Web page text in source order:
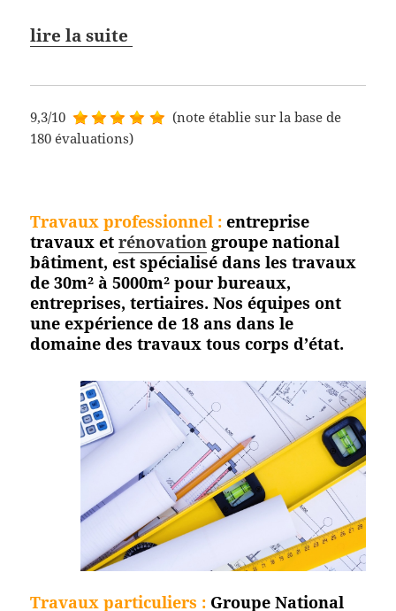
lire la suite
9,3/10
(note établie sur la base de
180 évaluations)
Travaux professionnel : entreprise
travaux etrénovation groupe national
bâtiment, est spécialisé dans les travaux
de 30m² à 5000m² pour bureaux,
entreprises, tertiaires. Nos équipes ont
une expérience de 18 ans dans le
domaine des travaux tous corpsd’état.
Travaux particuliers : Groupe National